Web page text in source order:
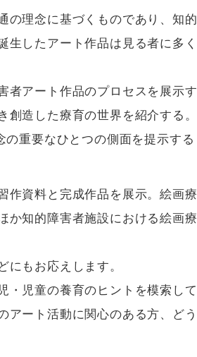
の理念に基づくものであり、知的
生したアート作品は見る者に多く
者アート作品のプロセスを展示す
造した療育の世界を紹介する。
の重要なひとつの側面を提示する
作資料と完成作品を展示。絵画療
か知的障害者施設における絵画療
もお応えします。
・児童の養育のヒントを模索して
アート活動に関心のある方、どう